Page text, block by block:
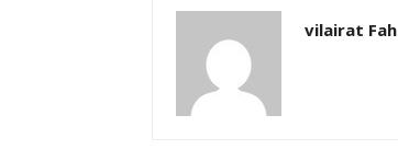
vilairat Fah